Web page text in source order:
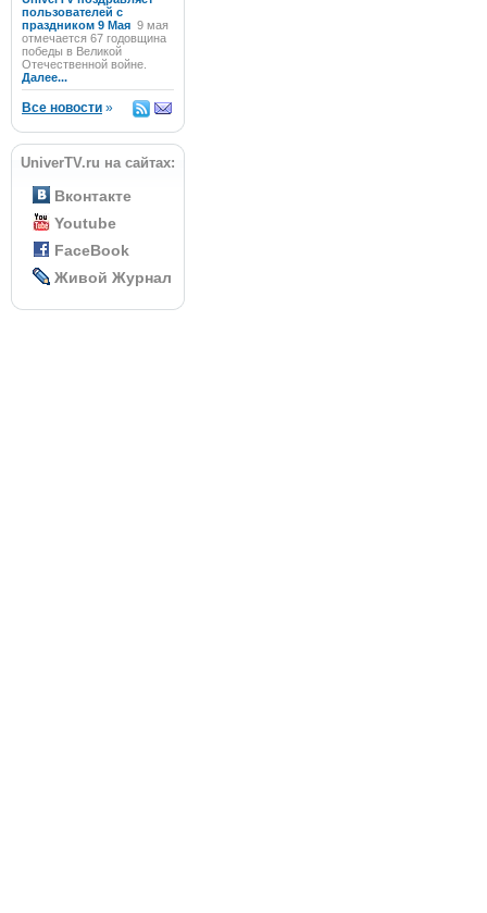
пользователей с
праздником 9 Мая 9 мая
отмечается 67 годовщина
победы в Великой
Отечественной войне.
Далее...
Все новости »
UniverTV.ru на сайтах:
Вконтакте
Youtube
FaceBook
Живой Журнал